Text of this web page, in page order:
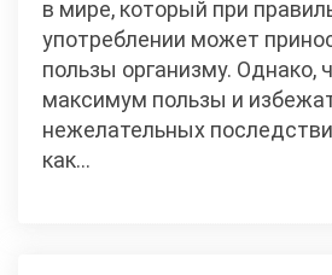
в мире, который при
употреблении может
пользы организму. Однако,
максимум пользы и
нежелательных
как…